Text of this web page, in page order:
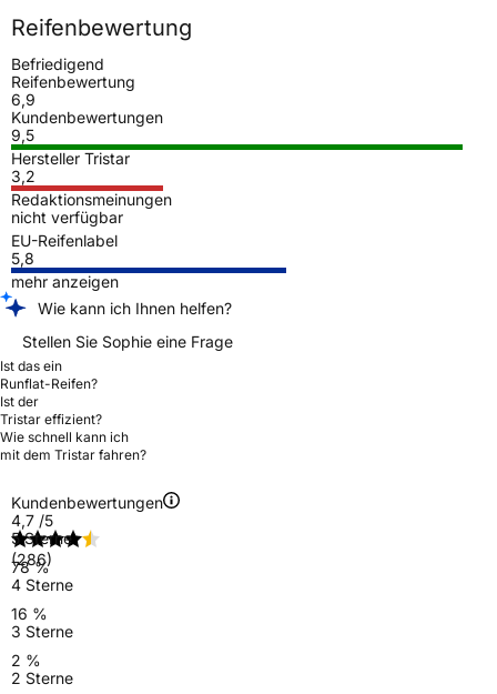
Reifenbewertung
Befriedigend
Reifenbewertung
6,9
Kundenbewertungen
9,5
Hersteller Tristar
3,2
Redaktionsmeinungen
nicht verfügbar
EU-Reifenlabel
5,8
mehr anzeigen
Wie kann ich Ihnen helfen?
Stellen Sie Sophie eine Frage
Ist das ein
Runflat-Reifen?
Ist der
Tristar effizient?
Wie schnell kann ich
mit dem Tristar fahren?
Kundenbewertungen
4,7 /5
(286)
5 Sterne
78 %
4 Sterne
16 %
3 Sterne
2 %
2 Sterne